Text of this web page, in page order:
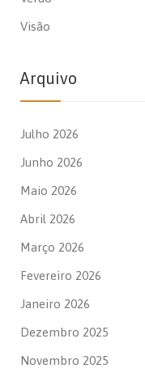
Visão
Arquivo
Julho 2026
Junho 2026
Maio 2026
Abril 2026
Março 2026
Fevereiro 2026
Janeiro 2026
Dezembro 2025
Novembro 2025